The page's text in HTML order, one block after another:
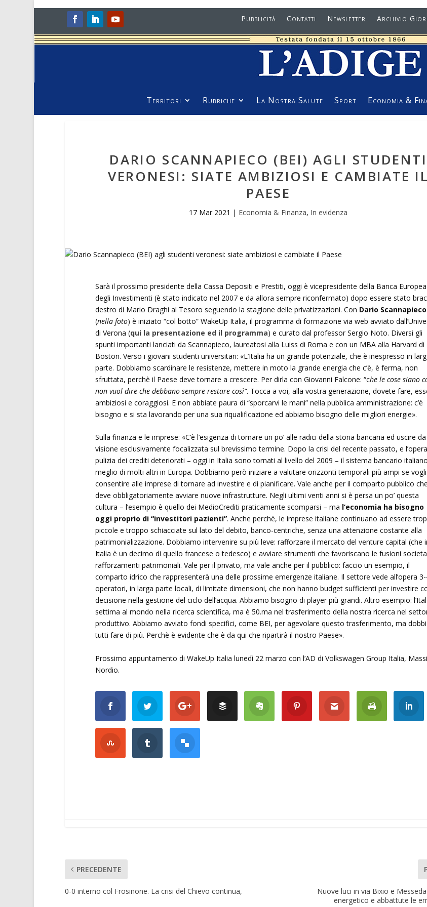
Pubblicità Contatti Newsletter Archivio
Territori Rubriche La Nostra Salute Sport Economia &
DARIO SCANNAPIECO (BEI) AGLI STUDENTI
VERONESI: SIATE AMBIZIOSI E CAMBIATE IL
PAESE
17 Mar 2021 | Economia & Finanza, In evidenza
Sarà il prossimo presidente della Cassa Depositi e Prestiti, oggi è vicepresidente della Banca Europea
degli Investimenti (è stato indicato nel 2007 e da allora sempre riconfermato) dopo essere stato
destro di Mario Draghi al Tesoro seguendo la stagione delle privatizzazioni. Con Dario Scannapieco
(nella foto) è iniziato “col botto” WakeUp Italia, il programma di formazione via web avviato
di Verona (qui la presentazione ed il programma) e curato dal professor Sergio Noto. Diversi gli
spunti importanti lanciati da Scannapieco, laureatosi alla Luiss di Roma e con un MBA alla Harvard di
Boston. Verso i giovani studenti universitari: «L’Italia ha un grande potenziale, che è inespresso in
parte. Dobbiamo scardinare le resistenze, mettere in moto la grande energia che c’è, è ferma, non
sfruttata, perchè il Paese deve tornare a crescere. Per dirla con Giovanni Falcone: “che le cose siano
non vuol dire che debbano sempre restare così”. Tocca a voi, alla vostra generazione, dovete fare,
ambiziosi e coraggiosi. E non abbiate paura di “sporcarvi le mani” nella pubblica amministrazione: c’è
bisogno e si sta lavorando per una sua riqualificazione ed abbiamo bisogno delle migliori energie».
Sulla finanza e le imprese: «C’è l’esigenza di tornare un po’ alle radici della storia bancaria ed uscire
visione esclusivamente focalizzata sul brevissimo termine. Dopo la crisi del recente passato, e
pulizia dei crediti deteriorati – oggi in Italia sono tornati al livello del 2009 – il sistema bancario
meglio di molti altri in Europa. Dobbiamo però iniziare a valutare orizzonti temporali più ampi se
consentire alle imprese di tornare ad investire e di pianificare. Vale anche per il comparto pubblico che
deve obbligatoriamente avviare nuove infrastrutture. Negli ultimi venti anni si è persa un po’ questa
cultura – l’esempio è quello dei MedioCrediti praticamente scomparsi – ma l’economia ha bisogno
oggi proprio di “investitori pazienti”. Anche perchè, le imprese italiane continuano ad essere
piccole e troppo schiacciate sul lato del debito, banco-centriche, senza una attenzione costante alla
patrimonializzazione. Dobbiamo intervenire su più leve: rafforzare il mercato del venture capital (che
Italia è un decimo di quello francese o tedesco) e avviare strumenti che favoriscano le fusioni
rafforzamenti patrimoniali. Vale per il privato, ma vale anche per il pubblico: faccio un esempio, il
comparto idrico che rappresenterà una delle prossime emergenze italiane. Il settore vede all’opera
operatori, in larga parte locali, di limitate dimensioni, che non hanno budget sufficienti per investire
decisione nella gestione del ciclo dell’acqua. Abbiamo bisogno di player più grandi. Altro esempio:
settima al mondo nella ricerca scientifica, ma è 50.ma nel trasferimento della nostra ricerca nel
produttivo. Abbiamo avviato fondi specifici, come BEI, per agevolare questo trasferimento, ma
tutti fare di più. Perchè è evidente che è da qui che ripartirà il nostro Paese».
Prossimo appuntamento di WakeUp Italia lunedì 22 marzo con l’AD di Volkswagen Group Italia,
Nordio.
PRECEDENTE
0-0 interno col Frosinone. La crisi del Chievo continua,
Nuove luci in via Bixio e
energetico e abbattute le